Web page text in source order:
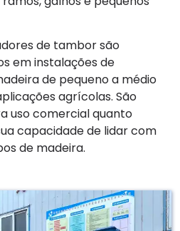
de tambor são
em instalações de
de pequeno a médio
agrícolas. São
uso comercial quanto
capacidade de lidar com
de madeira.